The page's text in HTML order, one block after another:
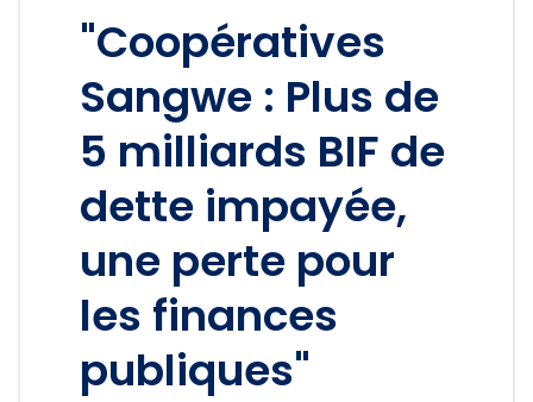
"Coopératives
Sangwe : Plus de
5 milliards BIF de
dette impayée,
une perte pour
les finances
publiques"